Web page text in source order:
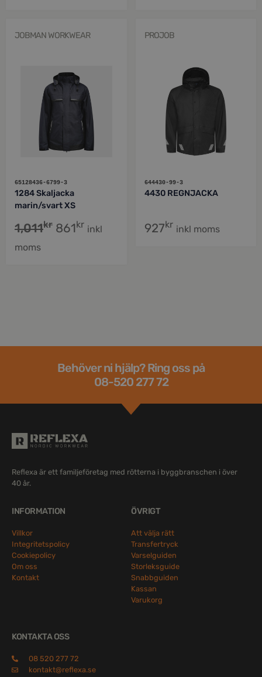
JOBMAN WORKWEAR
65128436-6799-3
1284 Skaljacka
marin/svart XS
1,011kr 861kr inkl
moms
PROJOB
644430-99-3
4430 REGNJACKA
927kr inkl moms
Behöver ni hjälp? Ring oss på
08-520 277 72
Reflexa är ett familjeföretag med rötterna i byggbranschen i över
40 år.
INFORMATION
Villkor
Integritetspolicy
Cookiepolicy
Om oss
Kontakt
ÖVRIGT
Att välja rätt
Transfertryck
Varselguiden
Storleksguide
Snabbguiden
Kassan
Varukorg
KONTAKTA OSS
08 520 277 72
kontakt@reflexa.se